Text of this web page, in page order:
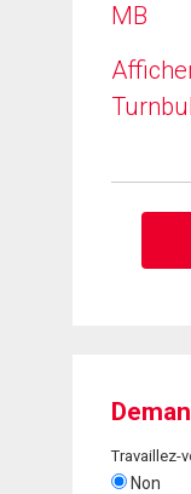
MB
Travaillez-
Non